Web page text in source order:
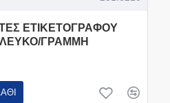
ΕΤΙΚΕΤΟΓΡΑΦΟΥ
ΛΕΥΚΟ/ΓΡΑΜΜΗ